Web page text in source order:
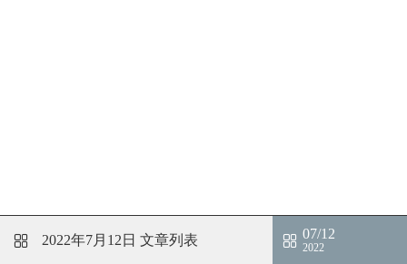
2022年7月12日 文章列表 07/12
2022